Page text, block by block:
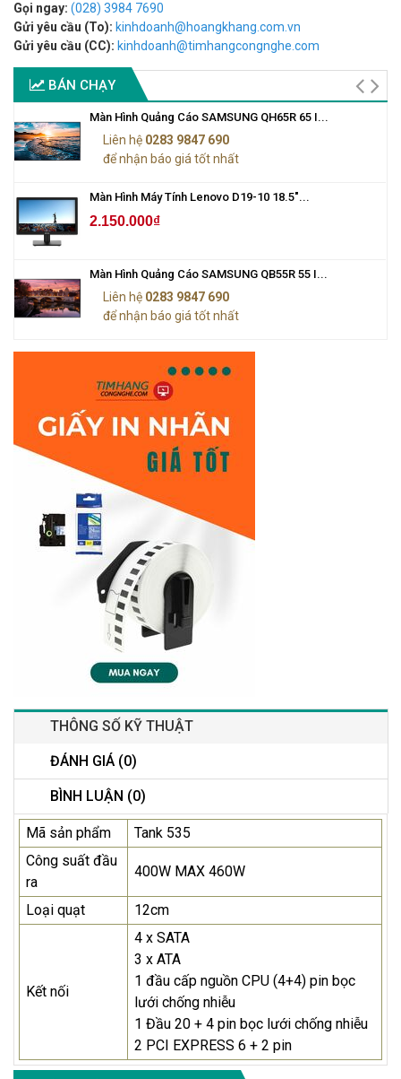
Gọi ngay: (028) 3984 7690
Gửi yêu cầu (To): kinhdoanh@hoangkhang.com.vn
Gửi yêu cầu (CC): kinhdoanh@timhangcongnghe.com
BÁN CHẠY
Màn Hình Quảng Cáo SAMSUNG QH65R 65 I...
Liên hệ 0283 9847 690
để nhận báo giá tốt nhất
Màn Hình Máy Tính Lenovo D19-10 18.5"...
2.150.000₫
Màn Hình Quảng Cáo SAMSUNG QB55R 55 I...
Liên hệ 0283 9847 690
để nhận báo giá tốt nhất
THÔNG SỐ KỸ THUẬT
ĐÁNH GIÁ (0)
BÌNH LUẬN (0)
Mã sản phẩm
Tank 535
Công suất đầu
ra
400W MAX 460W
Loại quạt 12cm
Kết nối
4 x SATA
3 x ATA
1 đầu cấp nguồn CPU (4+4) pin bọc
lưới chống nhiễu
1 Đầu 20 + 4 pin bọc lưới chống nhiễu
2 PCI EXPRESS 6 + 2 pin